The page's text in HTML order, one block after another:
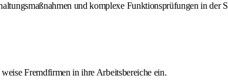
und komplexe Funktionsprüfungen in
Fremdfirmen in ihre Arbeitsbereiche ein.